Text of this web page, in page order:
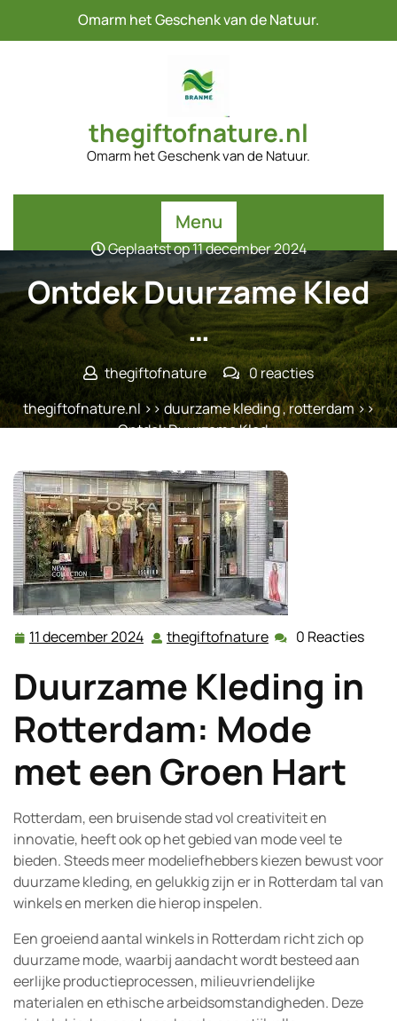
Omarm het Geschenk van de Natuur.
thegiftofnature.nl
Omarm het Geschenk van de Natuur.
Menu
Geplaatst op 11 december 2024
Ontdek Duurzame Kled
…
thegiftofnature
0 reacties
thegiftofnature.nl >>duurzame kleding,rotterdam>>
Ontdek Duurzame Kled …
11 december 2024 11
2024
thegiftofnature thegiftofnature
0 Reacties
Duurzame Kleding in
Rotterdam: Mode
met een Groen Hart
Rotterdam, een bruisende stad vol creativiteit en
innovatie, heeft ook op het gebied van mode veel te
bieden. Steeds meer modeliefhebbers kiezen bewust voor
duurzame kleding, en gelukkig zijn er in Rotterdam tal van
winkels en merken die hierop inspelen.
Een groeiend aantal winkels in Rotterdam richt zich op
duurzame mode, waarbij aandacht wordt besteed aan
eerlijke productieprocessen, milieuvriendelijke
materialen en ethische arbeidsomstandigheden. Deze